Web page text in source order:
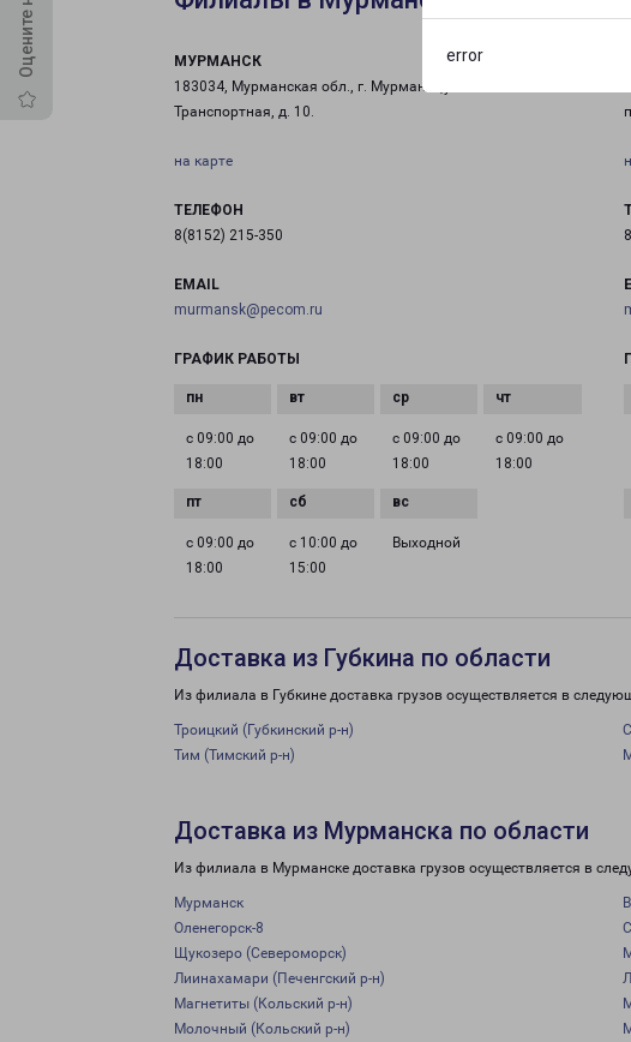
error
МУРМАНСК
183034, Мурманская обл., г. Мурманск,ул.
Транспортная, д. 10.
на карте
ТЕЛЕФОН
8(8152) 215-350
EMAIL
murmansk@pecom.ru
ГРАФИК РАБОТЫ
с 09:00 до
18:00
с 09:00 до
18:00
с 09:00 до
18:00
с 09:00 до
18:00
с 09:00 до
18:00
с 10:00 до
15:00
Выходной
Доставка из Губкина по области
Из филиала в Губкине доставка грузов осуществляется в
Троицкий (Губкинский р-н)
Тим (Тимский р-н)
Доставка из Мурманска по области
Из филиала в Мурманске доставка грузов осуществляется в
Мурманск
Оленегорск-8
Щукозеро (Североморск)
Лиинахамари (Печенгский р-н)
Магнетиты (Кольский р-н)
Молочный (Кольский р-н)